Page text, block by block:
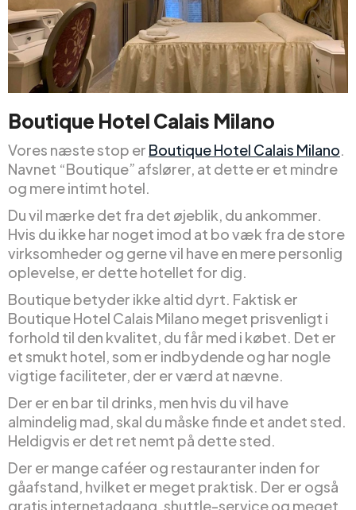
Boutique Hotel Calais Milano
Vores næste stop er Boutique Hotel Calais Milano.
Navnet “Boutique” afslører, at dette er et mindre
og mere intimt hotel.
Du vil mærke det fra det øjeblik, du ankommer.
Hvis du ikke har noget imod at bo væk fra de store
virksomheder og gerne vil have en mere personlig
oplevelse, er dette hotellet for dig.
Boutique betyder ikke altid dyrt. Faktisk er
Boutique Hotel Calais Milano meget prisvenligt i
forhold til den kvalitet, du får med i købet. Det er
et smukt hotel, som er indbydende og har nogle
vigtige faciliteter, der er værd at nævne.
Der er en bar til drinks, men hvis du vil have
almindelig mad, skal du måske finde et andet sted.
Heldigvis er det ret nemt på dette sted.
Der er mange caféer og restauranter inden for
gåafstand, hvilket er meget praktisk. Der er også
gratis internetadgang, shuttle-service og meget